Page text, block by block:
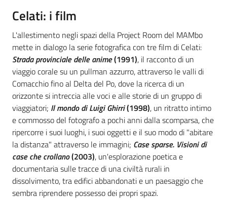
Celati: i film
L'allestimento negli spazi della Project Room del MAMbo
mette in dialogo la serie fotografica con tre film di Celati:
Strada provinciale delle anime(1991), il racconto di un
viaggio corale su un pullman azzurro, attraverso le valli di
Comacchio fino al Delta del Po, dove la ricerca di un
orizzonte si intreccia alle voci e alle storie di un gruppo di
viaggiatori; Il mondo di Luigi Ghirri(1998), un ritratto intimo
e commosso del fotografo a pochi anni dalla scomparsa, che
ripercorre i suoi luoghi, i suoi oggetti e il suo modo di "abitare
la distanza" attraverso le immagini; Case sparse. Visioni di
case che crollano(2003), un'esplorazione poetica e
documentaria sulle tracce di una civiltà rurali in
dissolvimento, tra edifici abbandonati e un paesaggio che
sembra riprendere possesso dei propri spazi.